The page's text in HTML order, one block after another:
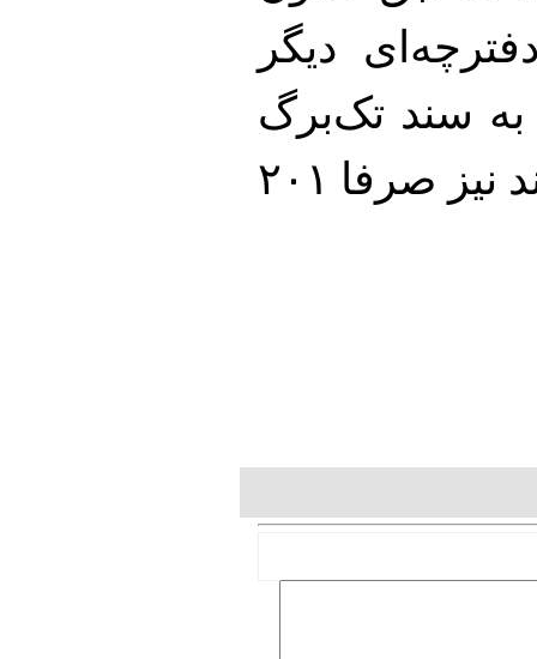
دیگر
به سند تک‌برگ
تعویض شوند. هزینه تعویض هر سند نیز صرفا ۲۰۱